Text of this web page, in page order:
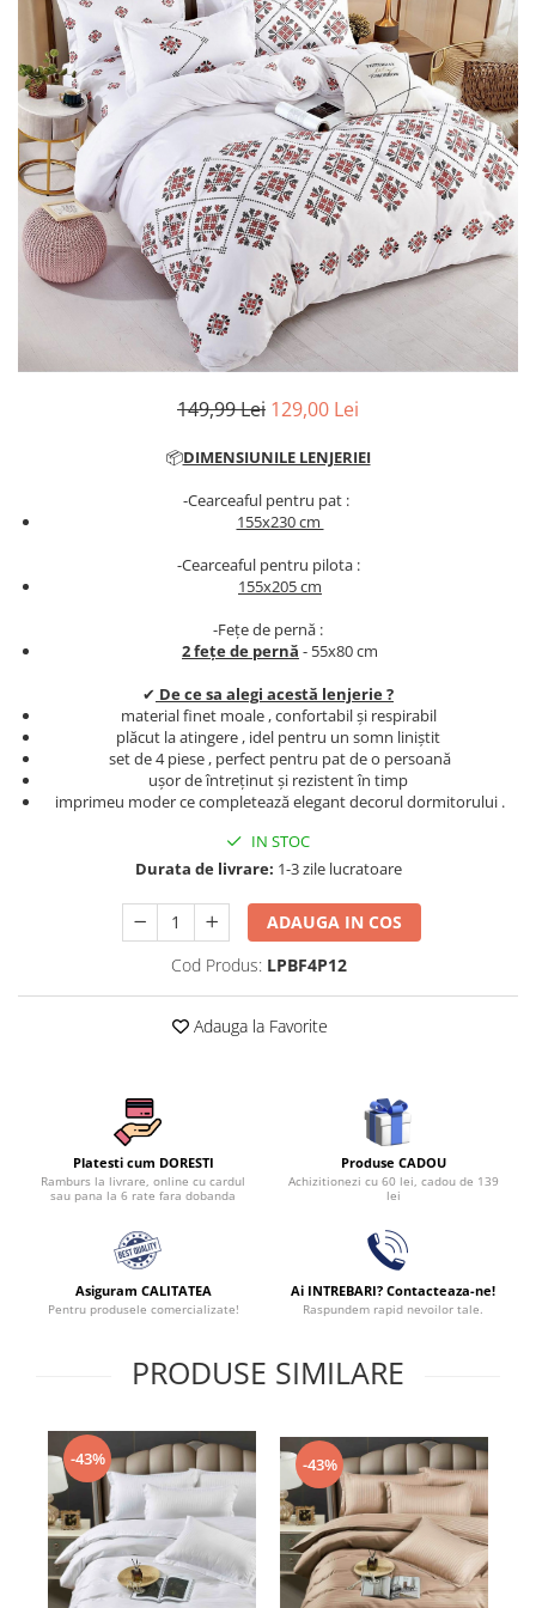
Cearceaf cu elastic
Cearceaf normal
Lenjerii De Pat Creponate
Lenjerii De Pat Bumbac Poplin 2
Persoane
Lenjerii De Pat Bumbac Poplin,
Matlasate, 2 Persoane
Lenjerii De Pat Bumbac Satinat 2
Persoane
Lenjerii De Pat Volanase
Lenjerii De Pat, Finet Premium 3D,
Lenjerii De Pat Cocolino
Set Lenjerie De Pat Blana
Artificiala De Iepure, 6 Piese, 2
Set Lenjerie Pat Blanita Iepure, 6
Piese, Cu Pilota Inclusa
Lenjerii De Pat Premium Collection
Set Lenjerie De Pat, 7 Piese, Cu
Pilota / Cuvertura Inclusa
Set Lenjerie De Pat Jacquard Regal,
11 Piese, Cuvertura Inclusa
Lenjerii Damasc Egiptean King Size
Lenjerii De Pat, Imprimeu 3D, 1
149,99 Lei 129,00 Lei
📦DIMENSIUNILE LENJERIEI
-Cearceaful pentru pat :
155x230 cm
-Cearceaful pentru pilota :
155x205 cm
-Fețe de pernă :
2 fețe de pernă - 55x80 cm
✔ De ce sa alegi acestă lenjerie ?
material finet moale , confortabil și respirabil
plăcut la atingere , idel pentru un somn liniștit
set de 4 piese , perfect pentru pat de o persoană
ușor de întreținut și rezistent în timp
imprimeu moder ce completează elegant decorul dormitorului .
IN STOC
Durata de livrare: 1-3 zile lucratoare
ADAUGA IN COS
Cod Produs: LPBF4P12
Adauga la Favorite
Platesti cum DORESTI
Ramburs la livrare, online cu cardul
sau pana la 6 rate fara dobanda
Produse CADOU
Achizitionezi cu 60 lei, cadou de 139
lei
Asiguram CALITATEA
Pentru produsele comercializate!
Ai INTREBARI? Contacteaza-ne!
Raspundem rapid nevoilor tale.
PRODUSE SIMILARE
-43% -43%